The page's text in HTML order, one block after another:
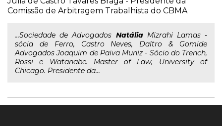
Comissão de Arbitragem Trabalhista do CBMA
...Sociedade de Advogados NatáliaMizrahi Lamas -
sócia de Ferro, Castro Neves, Daltro & Gomide
Advogados Joaquim de Paiva Muniz - Sócio do Trench,
Rossi e Watanabe. Master of Law, University of
Chicago. Presidente da...